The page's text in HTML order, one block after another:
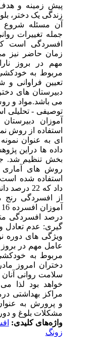
پیش زمینه و هدف:
زندگی یک دختر،
آن مسئله شروع
جمله تغییرات
افسردگی است که
زمان حاضر نیز
مهم در بروز
مربوط به
تعیین فراوانی و
می باشد.مواد و
آموزان
استفاده از روش
ای به عنوان نمونه
داده ها دراین
بخش تنظیم شد.
استفاده شده
داد که 22
از افسردگی رنج
درصد افسردگی
گیری: عدم تعادل و
ویژگی های دوره
عامل مهم در بروز
مربوط به
دختران امروز
سلامت روانی آنان
خواهد بود لذا
مراکز بهداشتی
و پرورش به
مشکلات بلوغ و
واژه‌های کلیدی:
زونگ